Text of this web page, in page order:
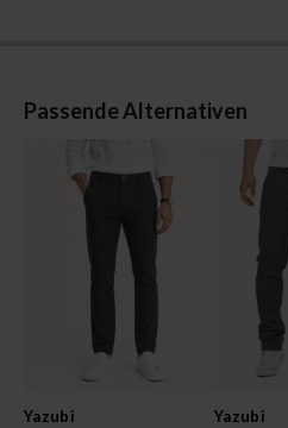
Passende Alternativen
Yazubi
Yazubi